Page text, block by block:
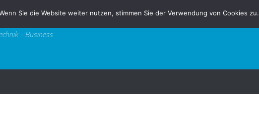
- Business
Sie die Website weiter nutzen, stimmen Sie der Verwendung von Cookies zu.